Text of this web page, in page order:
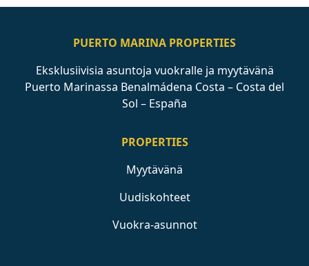
PUERTO MARINA PROPERTIES
Eksklusiivisia asuntoja vuokralle ja myytävänä
Puerto Marinassa Benalmádena Costa – Costa del
Sol – España
PROPERTIES
Myytävänä
Uudiskohteet
Vuokra-asunnot